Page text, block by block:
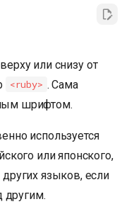
или снизу от
<ruby> . Сама
шрифтом.
используется
или японского,
языков, если
другим.